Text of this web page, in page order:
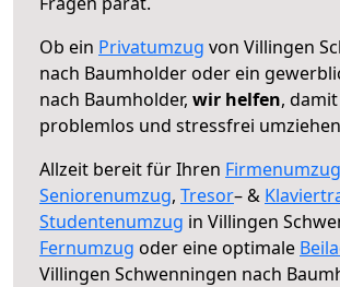
Ob ein Privatumzug von Villingen
nach Baumholder oder ein
nach Baumholder, wir helfen,
problemlos und stressfrei
Allzeit bereit für Ihren Firmenumzug
Seniorenumzug, Tresor– &
Studentenumzug in Villingen
Fernumzug oder eine optimale
Villingen Schwenningen nach